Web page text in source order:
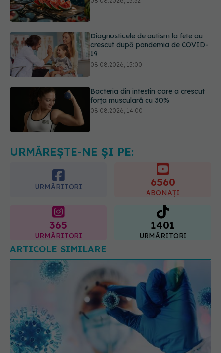
crescut după pandemia de COVID-
Bacteria din intestin care a crescut
forța musculară cu 30%
Trucul genial cu ceai negru pentru
păr. Tot mai multe femei îl adoră
URMĂREȘTE-NE ȘI PE:
URMĂRITORI 6560
ABONAȚI
365
URMĂRITORI
1401
URMĂRITORI
ARTICOLE SIMILARE